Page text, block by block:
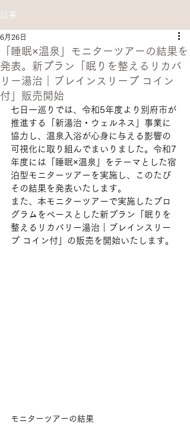
記事
「睡眠×温泉」モニターツアーの結果を
発表。新プラン「眠りを整えるリカバ
リー湯治｜ブレインスリープ コイン
付」販売開始
6月26日
七日一巡りでは、令和5年度より別府市が
推進する「新湯治・ウェルネス」事業に
協力し、温泉入浴が心身に与える影響の
可視化に取り組んでまいりました。令和7
年度には「睡眠×温泉」をテーマとした宿
泊型モニターツアーを実施し、このたび
その結果を発表いたします。
また、本モニターツアーで実施したプロ
グラムをベースとした新プラン「眠りを
整えるリカバリー湯治｜ブレインスリー
プ コイン付」の販売を開始いたします。
モニターツアーの結果